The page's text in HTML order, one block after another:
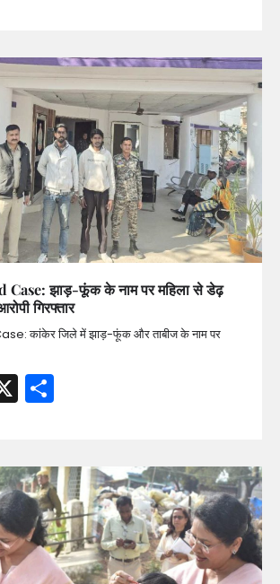
झाड़-फूंक के नाम पर महिला से डेढ़
गिरफ्तार
कांकेर जिले में झाड़-फूंक और ताबीज के नाम पर
X